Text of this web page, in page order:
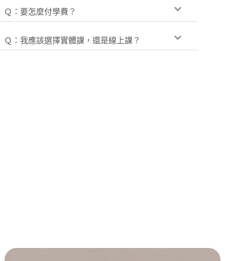
Ｑ：要怎麼付學費？
Ｑ：我應該選擇實體課，還是線上課？